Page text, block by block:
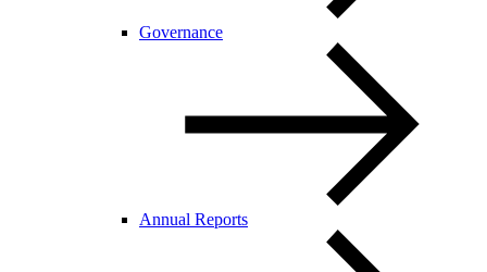
Governance
Annual Reports